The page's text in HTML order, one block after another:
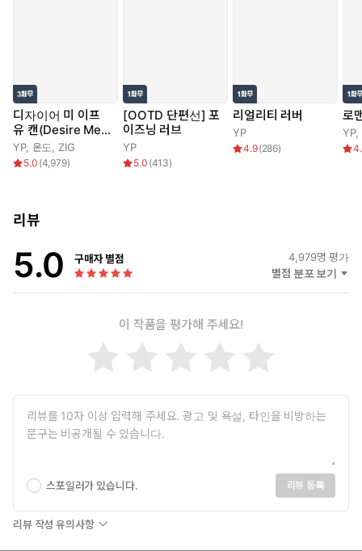
디자이어 미 이프
유 캔(Desire Me I
f You Can)
YP, 온도 ZIG
5.0 (4,979)
[OOTD 단편선] 포
이즈닝 러브
YP
5.0 (413)
리얼리티 러버
YP
4.9(286)
로
YP,
리뷰
5.0 구매자 별점 4,979명 평가
별점 분포 보기
이 작품을 평가해 주세요!
스포일러가 있습니다. 리뷰 등록
리뷰 작성 유의사항